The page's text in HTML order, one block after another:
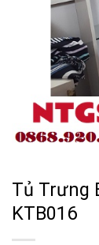
Tủ Trưng
KTB016